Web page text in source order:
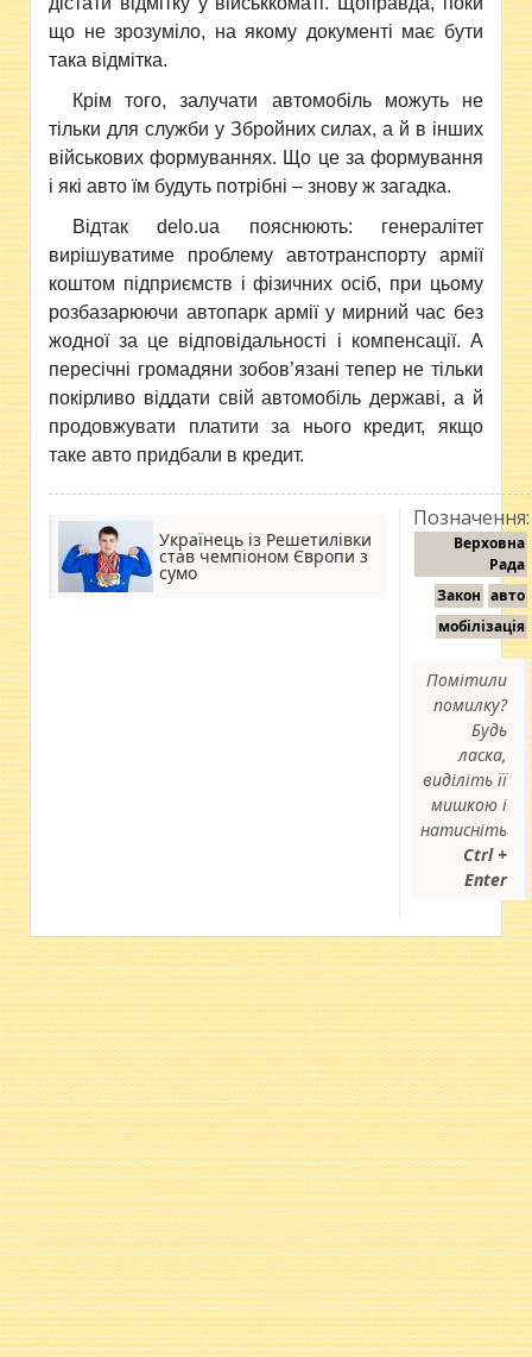
що не зрозуміло, на якому документі має бути
така відмітка.
Крім того, залучати автомобіль можуть не
тільки для служби у Збройних силах, а й в інших
військових формуваннях. Що це за формування
і які авто їм будуть потрібні – знову ж загадка.
Відтак delo.ua пояснюють: генералітет
вирішуватиме проблему автотранспорту армії
коштом підприємств і фізичних осіб, при цьому
розбазарюючи автопарк армії у мирний час без
жодної за це відповідальності і компенсації. А
пересічні громадяни зобов’язані тепер не тільки
покірливо віддати свій автомобіль державі, а й
продовжувати платити за нього кредит, якщо
таке авто придбали в кредит.
Українець із Решетилівки
став чемпіоном Європи з
сумо
Позначення:
Верховна
Рада
Закон авто
мобілізація
Помітили
помилку?
Будь
ласка,
виділіть її
мишкою і
натисніть
Ctrl +
Enter